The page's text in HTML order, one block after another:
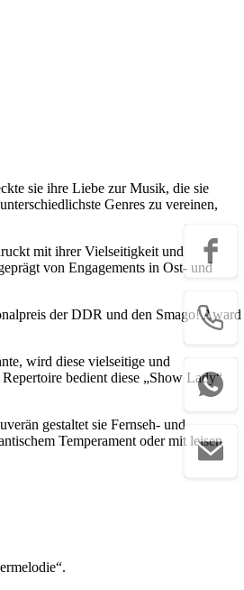
sie ihre Liebe zur Musik, die sie
Genres zu vereinen,
mit ihrer Vielseitigkeit und
von Engagements in Ost- und
der DDR und den Smago! Award
wird diese vielseitige und
bedient diese „Show Lady“
gestaltet sie Fernseh- und
Temperament oder mit leisen